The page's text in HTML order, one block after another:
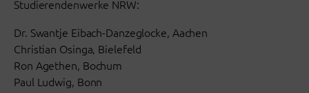
Studierendenwerke NRW:
Dr. Swantje Eibach-Danzeglocke, Aachen
Christian Osinga, Bielefeld
Ron Agethen, Bochum
Paul Ludwig, Bonn